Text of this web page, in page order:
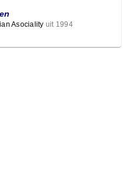
Asociality uit 1994